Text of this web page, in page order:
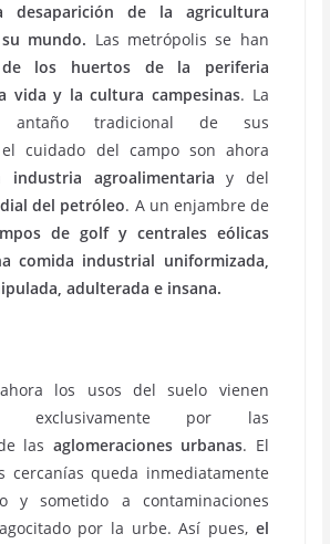
desaparición de la agricultura
mundo. Las metrópolis se han
de los huertos de la periferia
vida y la cultura campesinas. La
antaño tradicional de sus
cuidado del campo son ahora
industria agroalimentaria y del
del petróleo. A un enjambre de
de golf y centrales eólicas
comida industrial uniformizada,
adulterada e insana.
los usos del suelo vienen
exclusivamente por las
las aglomeraciones urbanas. El
cercanías queda inmediatamente
y sometido a contaminaciones
por la urbe. Así pues, el